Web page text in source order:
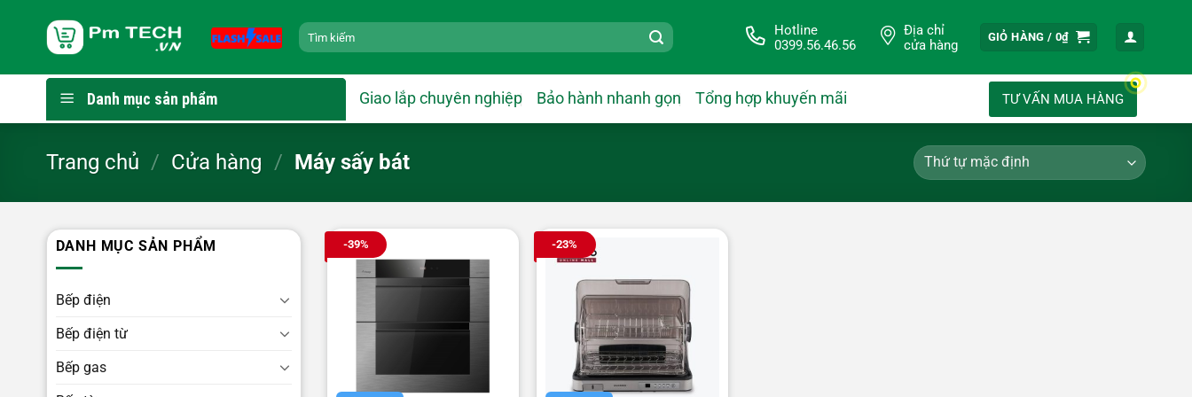
dung
Tìm
kiếm:
Hotline
0399.56.46.56
Địa chỉ
cửa hàng
GIỎ HÀNG / 0₫
Danh mục sản phẩm Giao lắp chuyên nghiệp Bảo hành nhanh gọn Tổng hợp khuyến mãi TƯ VẤN MUA HÀNG
Trang chủ / Cửa hàng / Máy sấy bát
DANH MỤC SẢN PHẨM
Bếp điện
Bếp điện từ
Bếp gas
-39% -23%